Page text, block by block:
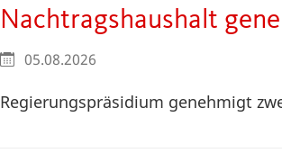
Nachtragshaushalt
05.08.2026
Regierungspräsidium genehmigt